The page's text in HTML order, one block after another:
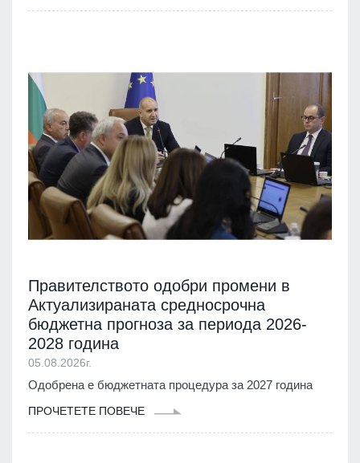
Правителството одобри промени в
Актуализираната средносрочна
бюджетна прогноза за периода 2026-
2028 година
05.08.2026г.
Одобрена е бюджетната процедура за 2027 година
ПРОЧЕТЕТЕ ПОВЕЧЕ